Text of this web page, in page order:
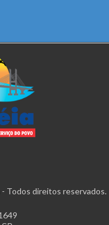
Todos direitos reservados.